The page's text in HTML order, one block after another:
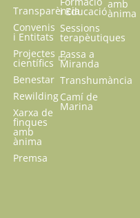
Transparència
Convenis
i Entitats
Projectes
científics
Benestar
Rewilding
Xarxa de
finques
amb
ànima
Premsa
i Educació
Sessions
terapèutiques
Passa a
Miranda
Transhumància
Camí de
Marina
amb
ànima